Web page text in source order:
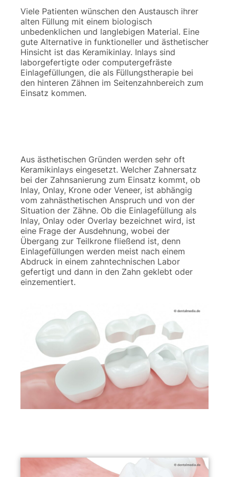
Viele Patienten wünschen den Austausch ihrer
alten Füllung mit einem biologisch
unbedenklichen und langlebigen Material. Eine
gute Alternative in funktioneller und ästhetischer
Hinsicht ist das Keramikinlay. Inlays sind
laborgefertigte oder computergefräste
Einlagefüllungen, die als Füllungstherapie bei
den hinteren Zähnen im Seitenzahnbereich zum
Einsatz kommen.
Aus ästhetischen Gründen werden sehr oft
Keramikinlays eingesetzt. Welcher Zahnersatz
bei der Zahnsanierung zum Einsatz kommt, ob
Inlay, Onlay, Krone oder Veneer, ist abhängig
vom zahnästhetischen Anspruch und von der
Situation der Zähne. Ob die Einlagefüllung als
Inlay, Onlay oder Overlay bezeichnet wird, ist
eine Frage der Ausdehnung, wobei der
Übergang zur Teilkrone fließend ist, denn
Einlagefüllungen werden meist nach einem
Abdruck in einem zahntechnischen Labor
gefertigt und dann in den Zahn geklebt oder
einzementiert.